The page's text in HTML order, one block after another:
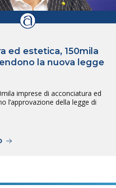
ed estetica, 150mila
la nuova legge
imprese di acconciatura ed
l’approvazione della legge di